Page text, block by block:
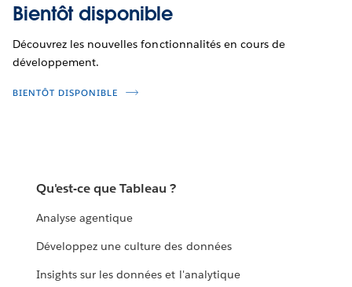
Bientôt disponible
Découvrez les nouvelles fonctionnalités en cours de
développement.
BIENTÔT DISPONIBLE
Qu'est-ce que Tableau ?
Analyse agentique
Développez une culture des données
Insights sur les données et l'analytique